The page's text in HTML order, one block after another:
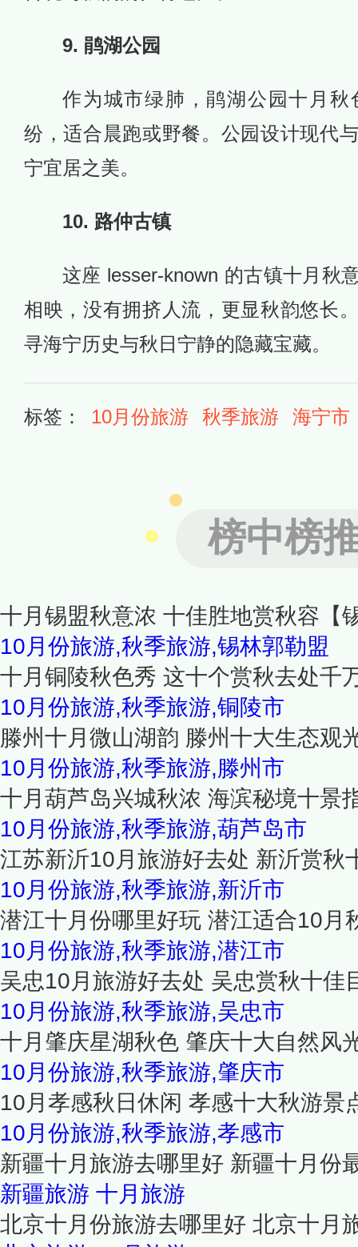
9. 鹃湖公园
作为城市绿肺，鹃湖公园十月
纷，适合晨跑或野餐。公园设计现代
宁宜居之美。
10. 路仲古镇
这座 lesser-known 的古镇十月秋
相映，没有拥挤人流，更显秋韵悠长
寻海宁历史与秋日宁静的隐藏宝藏。
标签： 10月份旅游 秋季旅游 海宁市
榜中榜
十月锡盟秋意浓 十佳胜地赏秋容【
10月份旅游,秋季旅游,锡林郭勒盟
十月铜陵秋色秀 这十个赏秋去处千
10月份旅游,秋季旅游,铜陵市
滕州十月微山湖韵 滕州十大生态观
10月份旅游,秋季旅游,滕州市
十月葫芦岛兴城秋浓 海滨秘境十景
10月份旅游,秋季旅游,葫芦岛市
江苏新沂10月旅游好去处 新沂赏秋
10月份旅游,秋季旅游,新沂市
潜江十月份哪里好玩 潜江适合10月
10月份旅游,秋季旅游,潜江市
吴忠10月旅游好去处 吴忠赏秋十佳
10月份旅游,秋季旅游,吴忠市
十月肇庆星湖秋色 肇庆十大自然风
10月份旅游,秋季旅游,肇庆市
10月孝感秋日休闲 孝感十大秋游景
10月份旅游,秋季旅游,孝感市
新疆十月旅游去哪里好 新疆十月份
新疆旅游 十月旅游
北京十月份旅游去哪里好 北京十月